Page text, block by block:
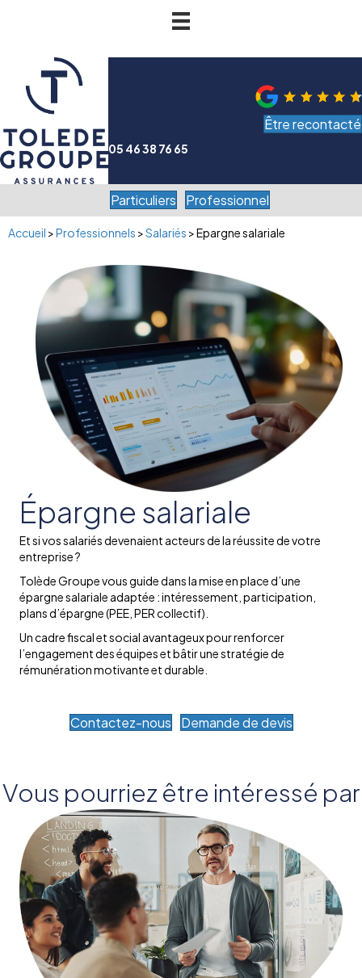
Être recontacté
05 46 38 76 65
Particuliers Professionnel
Accueil >Professionnels >Salariés > Epargne salariale
Épargne salariale
Et si vos salariés devenaient acteurs de la réussite de votre
entreprise ?
Tolède Groupe vous guide dans la mise en place d’une
épargne salariale adaptée : intéressement, participation,
plans d’épargne (PEE, PER collectif).
Un cadre fiscal et social avantageux pour renforcer
l’engagement des équipes et bâtir une stratégie de
rémunération motivante et durable.
Contactez-nous Demande de devis
Vous pourriez être intéressé par